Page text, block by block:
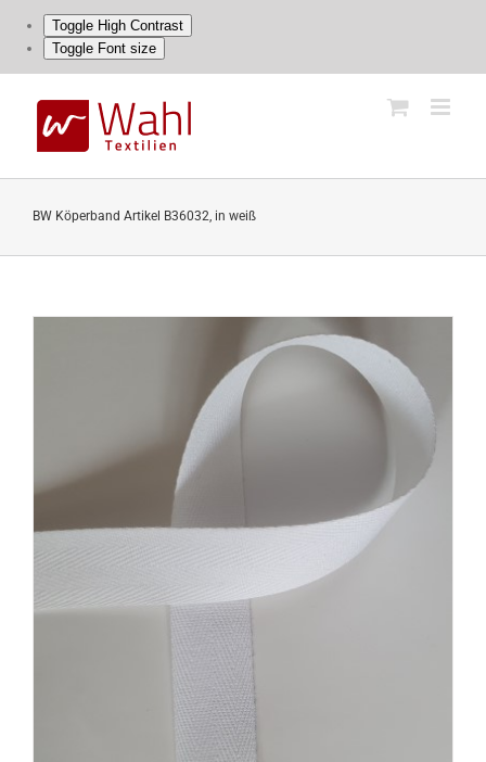
Toggle High Contrast
Toggle Font size
content
BW Köperband Artikel B36032, in weiß